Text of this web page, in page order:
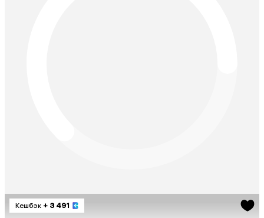
Кешбэк + 3 491